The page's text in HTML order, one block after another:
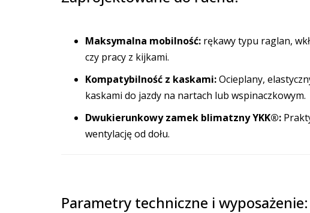
Maksymalna mobilność: rękawy typu raglan,
czy pracy z kijkami.
Kompatybilność z kaskami:Ocieplany,
kaskami do jazdy na nartach lub wspinaczkowym.
Dwukierunkowy zamek blimatzny YKK®:
wentylację od dołu.
Parametry techniczne i wyposażenie: